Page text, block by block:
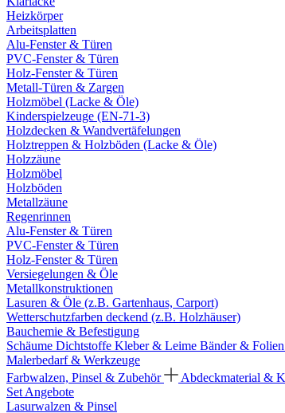
Heizkörper
Arbeitsplatten
Alu-Fenster & Türen
PVC-Fenster & Türen
Holz-Fenster & Türen
Metall-Türen & Zargen
Holzmöbel (Lacke & Öle)
Kinderspielzeuge (EN-71-3)
Holzdecken & Wandvertäfelungen
Holztreppen & Holzböden (Lacke & Öle)
Holzzäune
Holzmöbel
Holzböden
Metallzäune
Regenrinnen
Alu-Fenster & Türen
PVC-Fenster & Türen
Holz-Fenster & Türen
Versiegelungen & Öle
Metallkonstruktionen
Lasuren & Öle (z.B. Gartenhaus, Carport)
Wetterschutzfarben deckend (z.B. Holzhäuser)
Bauchemie & Befestigung
Schäume Dichtstoffe Kleber & Leime Bänder & Folien
Malerbedarf & Werkzeuge
Farbwalzen, Pinsel & Zubehör
Abdeckmaterial &
Set Angebote
Lasurwalzen & Pinsel